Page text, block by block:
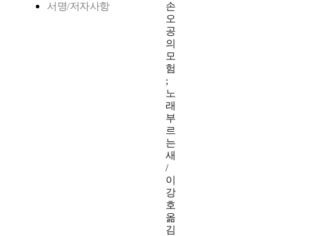
서명/저자사항
손
오
공
의
모
험
;
노
래
부
르
는
새
/
이
강
호
옮
김